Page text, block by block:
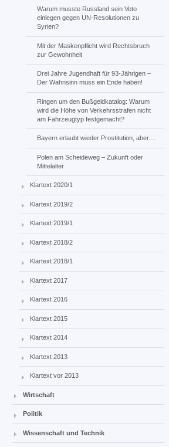
Warum musste Russland sein Veto
einlegen gegen UN-Resolutionen zu
Syrien?
Mit der Maskenpflicht wird Rechtsbruch
zur Gewohnheit
Drei Jahre Jugendhaft für 93-Jährigen –
Der Wahnsinn muss ein Ende haben!
Ringen um den Bußgeldkatalog: Warum
wird die Höhe von Verkehrsstrafen nicht
am Fahrzeugtyp festgemacht?
Bayern erlaubt wieder Prostitution, aber....
Polen am Scheideweg – Zukunft oder
Mittelalter
Klartext 2020/1
Klartext 2019/2
Klartext 2019/1
Klartext 2018/2
Klartext 2018/1
Klartext 2017
Klartext 2016
Klartext 2015
Klartext 2014
Klartext 2013
Klartext vor 2013
Wirtschaft
Politik
Wissenschaft und Technik